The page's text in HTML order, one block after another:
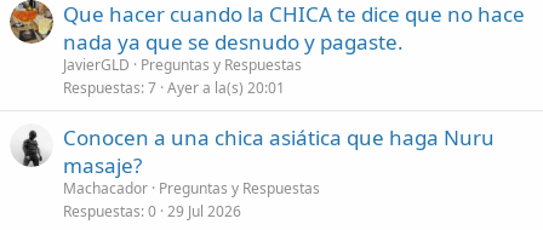
Que hacer cuando la CHICA te dice que no hace
nada ya que se desnudo y pagaste.
JavierGLD
Preguntas y Respuestas
Respuestas 7 Ayer a la(s) 20:01
Conocen a una chica asiática que haga Nuru
masaje?
Machacador Preguntas y Respuestas
Respuestas 0 29 Jul 2026